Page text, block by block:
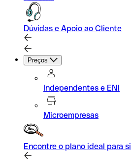
Dúvidas e Apoio ao Cliente
Preços
Independentes e ENI
Microempresas
Encontre o plano ideal para si